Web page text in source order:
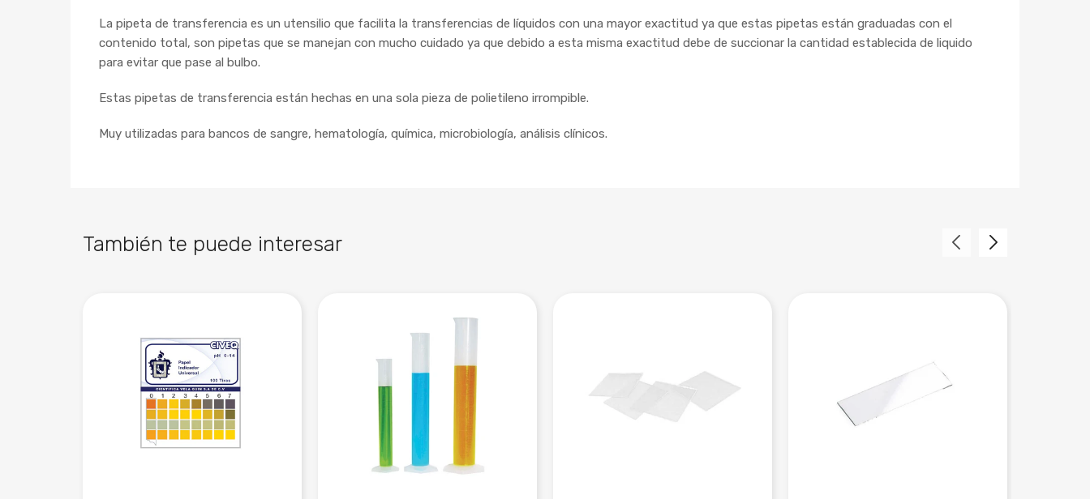
La pipeta de transferencia es un utensilio que facilita la transferencias de líquidos con una mayor exactitud ya que estas pipetas están graduadas con el
contenido total, son pipetas que se manejan con mucho cuidado ya que debido a esta misma exactitud debe de succionar la cantidad establecida de liquido
para evitar que pase al bulbo.
Estas pipetas de transferencia están hechas en una sola pieza de polietileno irrompible.
Muy utilizadas para bancos de sangre, hematología, química, microbiología, análisis clínicos.
También te puede interesar